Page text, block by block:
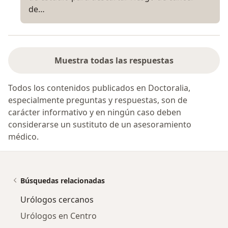
de…
Muestra todas las respuestas
Todos los contenidos publicados en Doctoralia,
especialmente preguntas y respuestas, son de
carácter informativo y en ningún caso deben
considerarse un sustituto de un asesoramiento
médico.
Búsquedas relacionadas
Urólogos cercanos
Urólogos en Centro